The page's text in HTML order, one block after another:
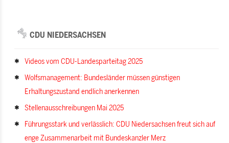
CDU NIEDERSACHSEN
Videos vom CDU-Landesparteitag 2025
Wolfsmanagement: Bundesländer müssen günstigen
Erhaltungszustand endlich anerkennen
Stellenausschreibungen Mai 2025
Führungsstark und verlässlich: CDU Niedersachsen freut sich auf
enge Zusammenarbeit mit Bundeskanzler Merz